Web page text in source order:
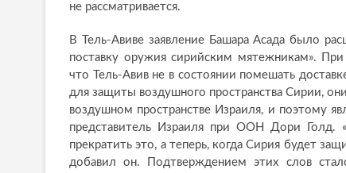
не рассматривается.
В Тель-Авиве заявление Башара Асада было
поставку оружия сирийским мятежникам». При
что Тель-Авив не в состоянии помешать
для защиты воздушного пространства Сирии,
воздушном пространстве Израиля, и поэтому
представитель Израиля при ООН Дори Голд.
прекратить это, а теперь, когда Сирия будет
добавил он. Подтверждением этих слов